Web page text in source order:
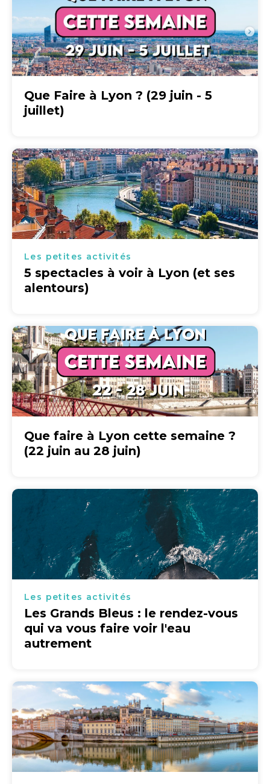
Que Faire à Lyon ? (29 juin - 5
juillet)
Les petites activités
5 spectacles à voir à Lyon (et ses
alentours)
Que faire à Lyon cette semaine ?
(22 juin au 28 juin)
Les petites activités
Les Grands Bleus : le rendez-vous
qui va vous faire voir l'eau
autrement